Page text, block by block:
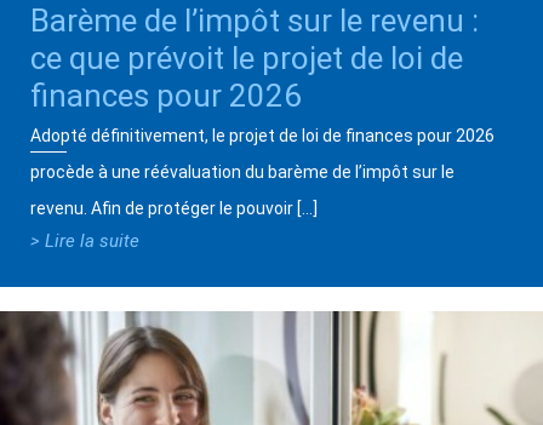
Barème de l’impôt sur le revenu :
ce que prévoit le projet de loi de
finances pour 2026
Adopté définitivement, le projet de loi de finances pour 2026
procède à une réévaluation du barème de l’impôt sur le
revenu. Afin de protéger le pouvoir […]
> Lire la suite